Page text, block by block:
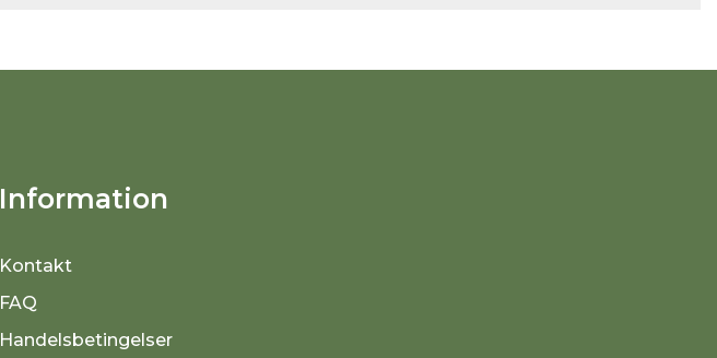
Information
Kontakt
FAQ
Handelsbetingelser